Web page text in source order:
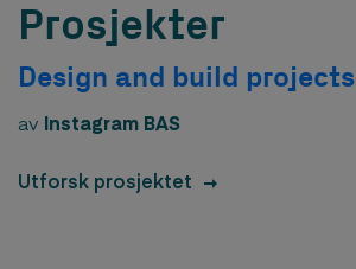
Prosjekter
Design and build projects
av Instagram BAS
Utforsk prosjektet